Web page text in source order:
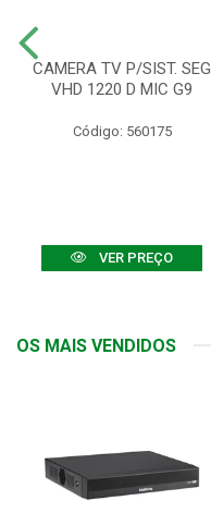
CAMERA TV P/SIST. SEG
VHD 1220 D MIC G9
Código: 560175
VER PREÇO
OS MAIS VENDIDOS